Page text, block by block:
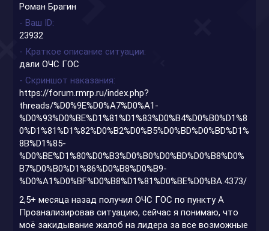
Роман Брагин
- Ваш ID
23932
- Краткое описание ситуации
дали ОЧС ГОС
- Скриншот наказания
https://forum.rmrp.ru/index.php?
threads/%D0%9E%D0%A7%D0%A1-
%D0%93%D0%BE%D1%81%D1%83%D0%B4%D0%B0%D1%8
0%D1%81%D1%82%D0%B2%D0%B5%D0%BD%D0%BD%D1%
8B%D1%85-
%D0%BE%D1%80%D0%B3%D0%B0%D0%BD%D0%B8%D0%
B7%D0%B0%D1%86%D0%B8%D0%B9-
%D0%A1%D0%BF%D0%B8%D1%81%D0%BE%D0%BA.4373/
2,5+ месяца назад получил ОЧС ГОС по пункту А
Проанализировав ситуацию, сейчас я понимаю, что
моё закидывание жалоб на лидера за все возможные